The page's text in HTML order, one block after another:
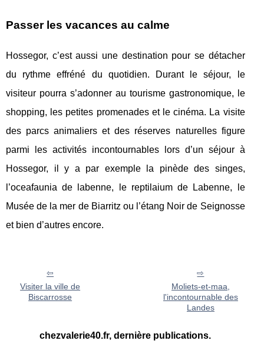
Passer les vacances au calme
Hossegor, c’est aussi une destination pour se détacher
du rythme effréné du quotidien. Durant le séjour, le
visiteur pourra s’adonner au tourisme gastronomique, le
shopping, les petites promenades et le cinéma. La visite
des parcs animaliers et des réserves naturelles figure
parmi les activités incontournables lors d’un séjour à
Hossegor, il y a par exemple la pinède des singes,
l’oceafaunia de labenne, le reptilaium de Labenne, le
Musée de la mer de Biarritz ou l’étang Noir de Seignosse
et bien d’autres encore.
Visiter la ville de
Biscarrosse
Moliets-et-maa,
l'incontournable des
Landes
chezvalerie40.fr, dernière publications.